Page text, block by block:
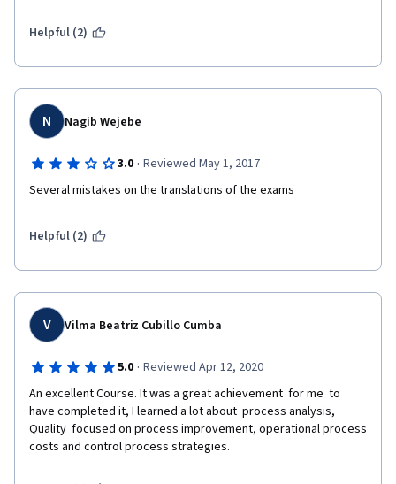
Helpful (2)
N Nagib Wejebe
3.0 · Reviewed May 1, 2017
Several mistakes on the translations of the exams
Helpful (2)
V Vilma Beatriz Cubillo Cumba
5.0 · Reviewed Apr 12, 2020
An excellent Course. It was a great achievement  for me  to
have completed it, I learned a lot about  process analysis,
Quality  focused on process improvement, operational process
costs and control process strategies.